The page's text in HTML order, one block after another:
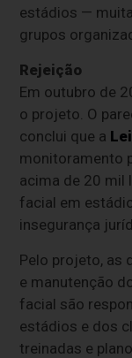
estádios —
grupos
Rejeição
Em outubro de
o projeto. O
conclui que a
monitoramento
acima de 20 mil
facial em
insegurança
Pelo projeto, as
e manutenção
facial são
estádios e dos
treinadas e